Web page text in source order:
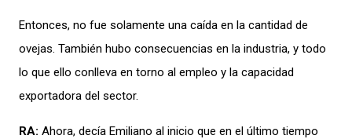
Entonces, no fue solamente una caída en la cantidad de
ovejas. También hubo consecuencias en la industria, y todo
lo que ello conlleva en torno al empleo y la capacidad
exportadora del sector.
RA: Ahora, decía Emiliano al inicio que en el último tiempo